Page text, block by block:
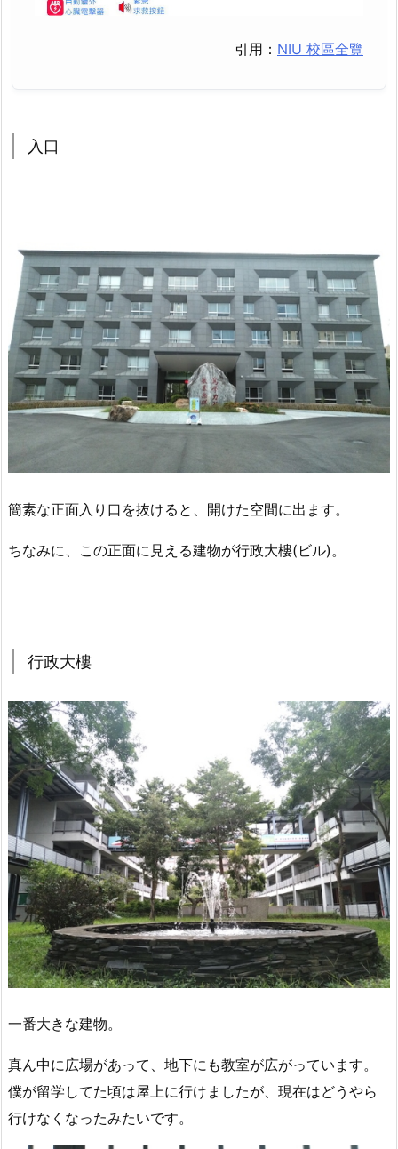
引用： NIU 校區全覽
入口
簡素な正面入り口を抜けると、開けた空間に出ます。
ちなみに、この正面に見える建物が行政大樓(ビル)。
行政大樓
一番大きな建物。
真ん中に広場があって、地下にも教室が広がっています。
僕が留学してた頃は屋上に行けましたが、現在はどうやら
行けなくなったみたいです。